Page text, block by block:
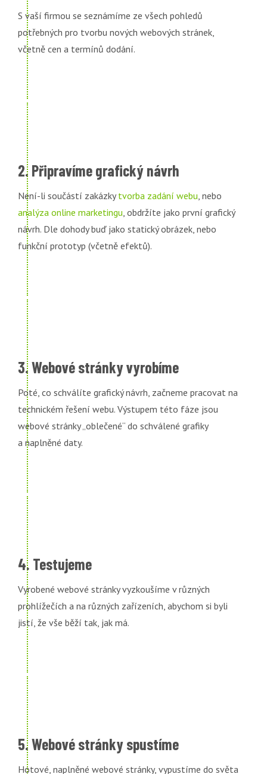
S vaší firmou se seznámíme ze všech pohledů
potřebných pro tvorbu nových webových stránek,
včetně cen a termínů dodání.
2. Připravíme grafický návrh
Není-li součástí zakázkytvorba zadání webu, nebo
analýza online marketingu, obdržíte jako první grafický
návrh. Dle dohody buď jako statický obrázek, nebo
funkční prototyp (včetně efektů).
3. Webové stránky vyrobíme
Poté, co schválíte grafický návrh, začneme pracovat na
technickém řešení webu. Výstupem této fáze jsou
webové stránky „oblečené“ do schválené grafiky
a naplněné daty.
4. Testujeme
Vyrobené webové stránky vyzkoušíme v různých
prohlížečích a na různých zařízeních, abychom si byli
jistí, že vše běží tak, jak má.
5. Webové stránky spustíme
Hotové, naplněné webové stránky, vypustíme do světa